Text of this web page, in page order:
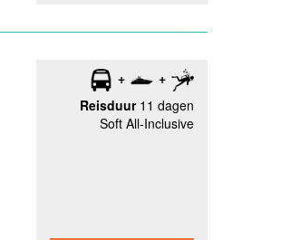
Reisduur 11 dagen
Soft All-Inclusive